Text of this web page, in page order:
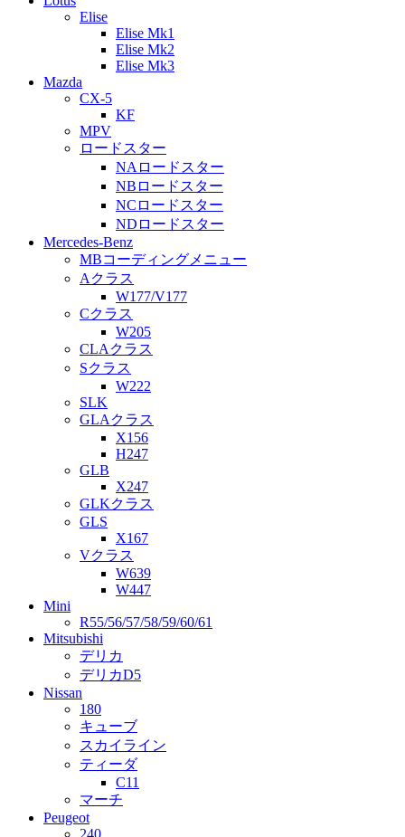
Elise
Elise Mk1
Elise Mk2
Elise Mk3
Mazda
CX-5
KF
MPV
ロードスター
NAロードスター
NBロードスター
NCロードスター
NDロードスター
Mercedes-Benz
MBコーディングメニュー
Aクラス
W177/V177
Cクラス
W205
CLAクラス
Sクラス
W222
SLK
GLAクラス
X156
H247
GLB
X247
GLKクラス
GLS
X167
Vクラス
W639
W447
Mini
R55/56/57/58/59/60/61
Mitsubishi
デリカ
デリカD5
Nissan
180
キューブ
スカイライン
ティーダ
C11
マーチ
Peugeot
240